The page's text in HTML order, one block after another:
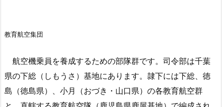
教育航空集団
航空機乗員を養成するための部隊群です。司令部は千葉
県の下総（しもうさ）基地にあります。隷下には下総、徳
島（徳島県）、小月（おづき・山口県）の各教育航空群